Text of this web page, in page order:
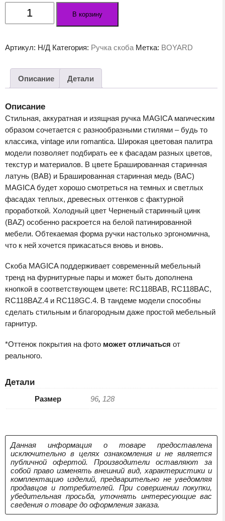
Количество
товара
MAGICA
В корзину
Артикул: Н/Д Категория: Ручка скоба Метка: BOYARD
Описание Детали
Описание
Стильная, аккуратная и изящная ручка MAGICA магическим
образом сочетается с разнообразными стилями – будь то
классика, vintage или romantica. Широкая цветовая палитра
модели позволяет подбирать ее к фасадам разных цветов,
текстур и материалов. В цвете Брашированная старинная
латунь (ВАВ) и Брашированная старинная медь (ВАС)
MAGICA будет хорошо смотреться на темных и светлых
фасадах теплых, древесных оттенков с фактурной
проработкой. Холодный цвет Черненый старинный цинк
(BAZ) особенно раскроется на белой патинированной
мебели. Обтекаемая форма ручки настолько эргономична,
что к ней хочется прикасаться вновь и вновь.
Скоба MAGICA поддерживает современный мебельный
тренд на фурнитурные пары и может быть дополнена
кнопкой в соответствующем цвете: RC118BAB, RC118BAC,
RC118BAZ.4 и RC118GC.4. В тандеме модели способны
сделать стильным и благородным даже простой мебельный
гарнитур.
*Оттенок покрытия на фото может отличаться от
реального.
Детали
Размер 96, 128
Данная информация о товаре предоставлена
исключительно в целях ознакомления и не является
публичной офертой. Производители оставляют за
собой право изменять внешний вид, характеристики и
комплектацию изделий, предварительно не уведомляя
продавцов и потребителей. При совершении покупки,
убедительная просьба, уточнять интересующие вас
сведения о товаре до оформления заказа.